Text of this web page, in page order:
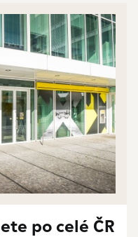
po celé ČR